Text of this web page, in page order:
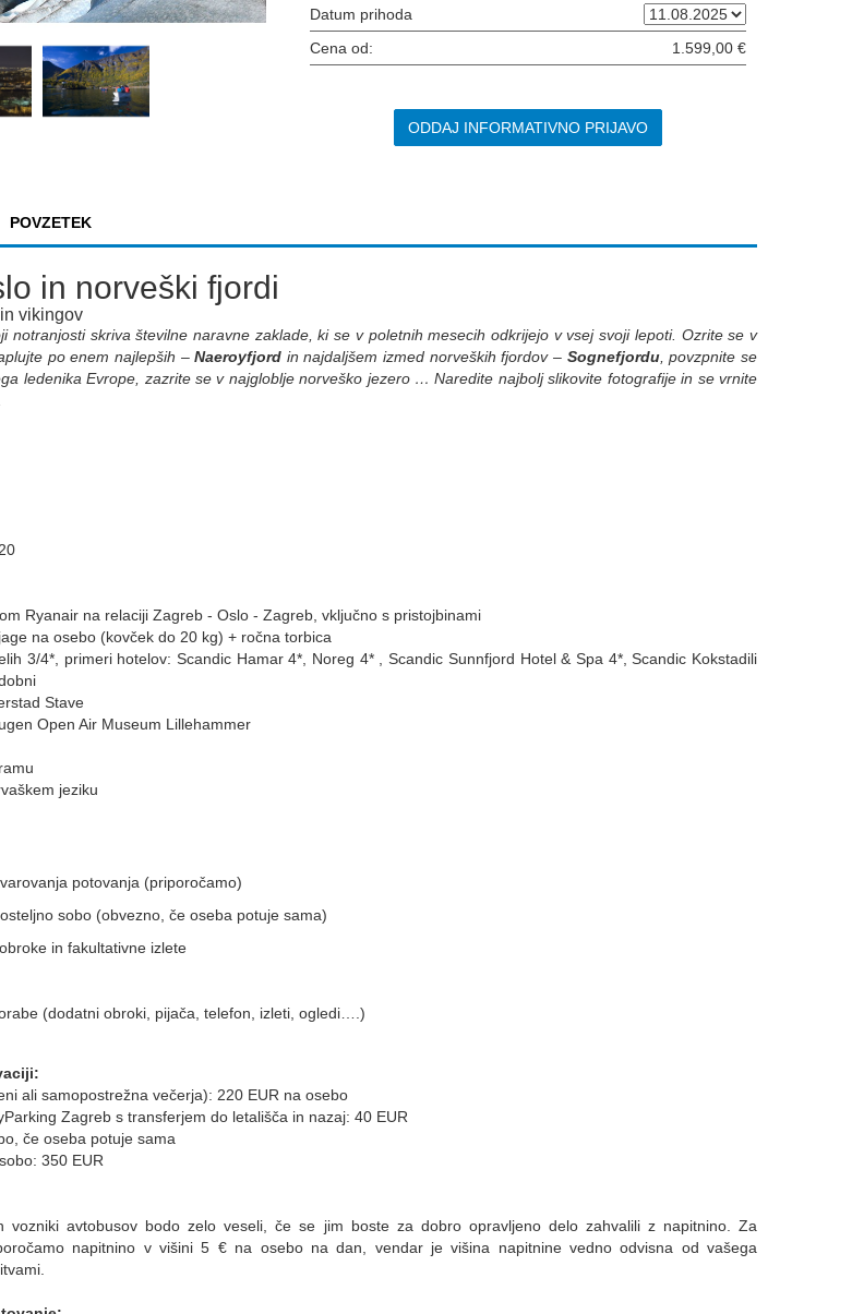
Datum prihoda
Cena od:
1.599,00 €
ODDAJ INFORMATIVNO PRIJAVO
POVZETEK
in norveški fjordi
vikingov
notranjosti skriva številne naravne zaklade, ki se v poletnih mesecih odkrijejo v vsej svoji lepoti. Ozrite se v
po enem najlepših –Naeroyfjord in najdaljšem izmed norveških fjordov – Sognefjordu, povzpnite se
ledenika Evrope, zazrite se v najgloblje norveško jezero … Naredite najbolj slikovite fotografije in se vrnite
Ryanair na relaciji Zagreb - Oslo - Zagreb, vključno s pristojbinami
na osebo (kovček do 20 kg) + ročna torbica
3/4*, primeri hotelov: Scandic Hamar 4*, Noreg 4* , Scandic Sunnfjord Hotel & Spa 4*, Scandic Kokstadili
Stave
Open Air Museum Lillehammer
jeziku
potovanja (priporočamo)
sobo (obvezno, če oseba potuje sama)
in fakultativne izlete
(dodatni obroki, pijača, telefon, izleti, ogledi….)
ali samopostrežna večerja): 220 EUR na osebo
Zagreb s transferjem do letališča in nazaj: 40 EUR
če oseba potuje sama
350 EUR
vozniki avtobusov bodo zelo veseli, če se jim boste za dobro opravljeno delo zahvalili z napitnino. Za
napitnino v višini 5 € na osebo na dan, vendar je višina napitnine vedno odvisna od vašega